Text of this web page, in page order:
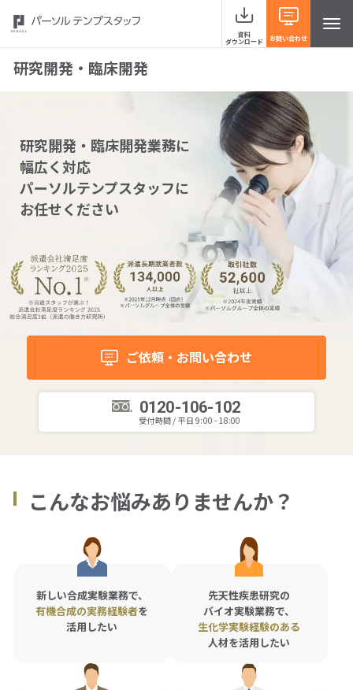
資料
ダウンロード お問い合わせ
事例紹介
当社の強み
お役立ち情報 HRナレッジライン
よくあるご質問
イベント・セミナー
拠点一覧
人材派遣やアウトソーシングの
ご依頼・お問い合わせ
0120-106-102
平日 9:00 - 18:00
サービス事例集や、業務に役立つ資料を
研究開発・臨床開発
研究開発・臨床開発業務に
幅広く対応
パーソルテンプスタッフに
お任せください
ご依頼・お問い合わせ
0120-106-102
受付時間 / 平日 9:00 - 18:00
こんなお悩みありませんか？
新しい合成実験業務で、
有機合成の実務経験者を
活用したい
先天性疾患研究の
バイオ実験業務で、
生化学実験経験のある
人材を活用したい